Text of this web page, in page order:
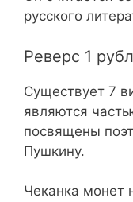
русского
Реверс 1
Существует 7
являются
посвящены
Пушкину.
Чеканка монет